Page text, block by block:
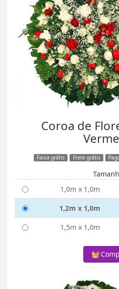
Coroa de
Faixa grátis Frete grátis
1,0m x 1,0m
1,2m x 1,0m
1,5m x 1,0m